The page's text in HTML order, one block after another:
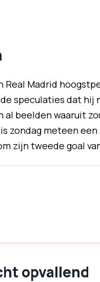
Madrid
speculaties dat hij
al beelden waaruit
zondag meteen
zijn tweede goal
opvallend